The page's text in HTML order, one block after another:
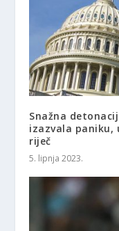
Snažna
izazvala paniku,
riječ
5. lipnja 2023.